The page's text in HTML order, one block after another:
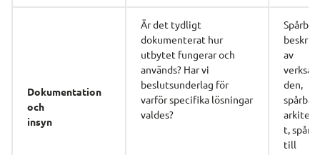
Dokumentation
och
insyn
Är det tydligt
dokumenterat hur
utbytet fungerar och
används? Har vi
beslutsunderlag för
varför specifika lösningar
valdes?
av
den,
t,
till